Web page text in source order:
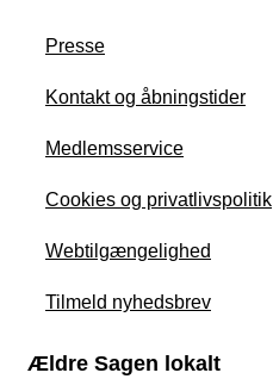
Presse
Kontakt og åbningstider
Medlemsservice
Cookies og privatlivspolitik
Webtilgængelighed
Tilmeld nyhedsbrev
Ældre Sagen lokalt